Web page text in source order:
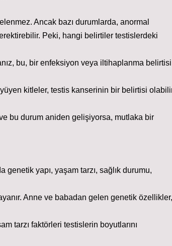
Ancak bazı durumlarda, anormal
Peki, hangi belirtiler testislerdeki
bu, bir enfeksiyon veya iltihaplanma belirtisi
kitleler, testis kanserinin bir belirtisi
bu durum aniden gelişiyorsa, mutlaka bir
genetik yapı, yaşam tarzı, sağlık durumu,
Anne ve babadan gelen genetik özellikler,
tarzı faktörleri testislerin boyutlarını